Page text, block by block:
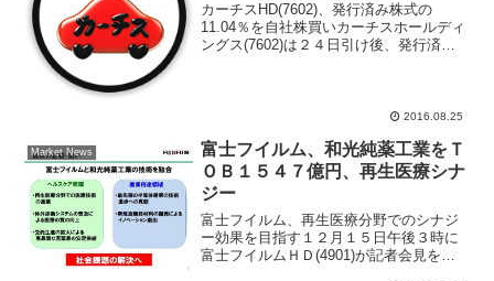
カーチスHD(7602)、発行済み株式の
11.04％を自社株買いカーチスホールディ
ングス(7602)は２４日引け後、発行済株
2016.08.25
Market News
富士フイルム、和光純薬工業をＴ
ＯＢ１５４７億円、再生医療シナ
ジー
富士フイルム、再生医療分野でのシナジ
ー効果を目指す１２月１５日午後３時に
富士フイルムＨＤ(4901)が記者会見を開